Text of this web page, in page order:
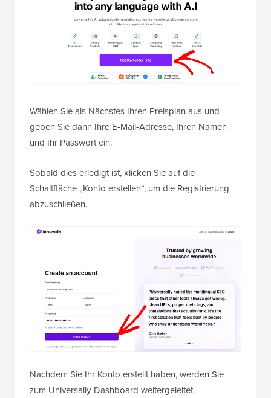
Wählen Sie als Nächstes Ihren Preisplan aus und
geben Sie dann Ihre E-Mail-Adresse, Ihren Namen
und Ihr Passwort ein.
Sobald dies erledigt ist, klicken Sie auf die
Schaltfläche „Konto erstellen“, um die Registrierung
abzuschließen.
Nachdem Sie Ihr Konto erstellt haben, werden Sie
zum Universally-Dashboard weitergeleitet.